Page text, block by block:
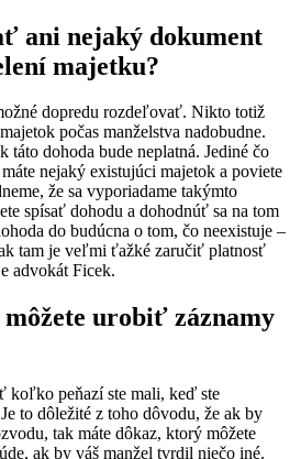
ani nejaký dokument
majetku?
dopredu rozdeľovať. Nikto totiž
počas manželstva nadobudne.
táto dohoda bude neplatná. Jediné čo
nejaký existujúci majetok a poviete
že sa vyporiadame takýmto
spísať dohodu a dohodnúť sa na tom
do budúcna o tom, čo neexistuje –
tam je veľmi ťažké zaručiť platnosť
advokát Ficek.
môžete urobiť záznamy
koľko peňazí ste mali, keď ste
to dôležité z toho dôvodu, že ak by
tak máte dôkaz, ktorý môžete
ak by váš manžel tvrdil niečo iné.